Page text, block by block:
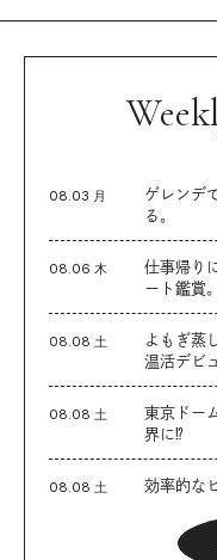
08.03 月
ゲレンデ
る。
08.06 木
仕事帰り
ート鑑賞。
08.08 土
よもぎ蒸
温活デビ
08.08 土
東京ドー
界に⁉︎
08.08 土 効率的な